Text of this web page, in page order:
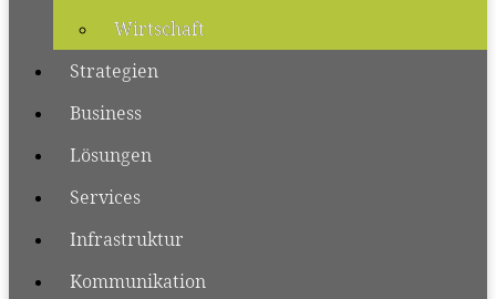
Wirtschaft
Strategien
Business
Lösungen
Services
Infrastruktur
Kommunikation